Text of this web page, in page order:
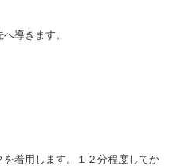
導きます。
着用します。１２分程度してか